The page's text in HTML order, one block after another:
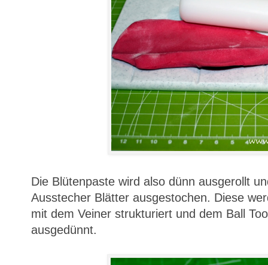
Die Blütenpaste wird also dünn ausgerollt
Ausstecher Blätter ausgestochen. Diese
mit dem Veiner strukturiert und dem Ball
ausgedünnt.